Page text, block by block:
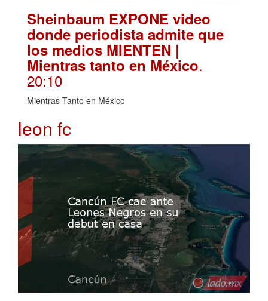
Sheinbaum EXPONE video
donde periodista admite que
los medios MIENTEN |
Mientras tanto en México.
20:10
Mientras Tanto en México
leon fc